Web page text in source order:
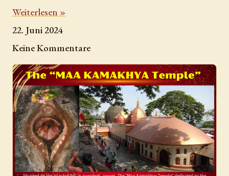
Weiterlesen »
22. Juni 2024
Keine Kommentare